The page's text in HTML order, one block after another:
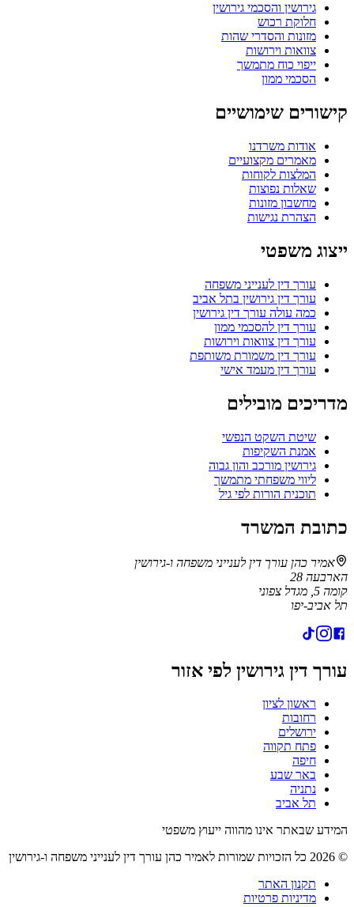
גירושין והסכמי גירושין
חלוקת רכוש
מזונות והסדרי שהות
צוואות וירושות
ייפוי כוח מתמשך
הסכמי ממון
קישורים שימושיים
אודות משרדנו
מאמרים מקצועיים
המלצות לקוחות
שאלות נפוצות
מחשבון מזונות
הצהרת נגישות
ייצוג משפטי
עורך דין לענייני משפחה
עורך דין גירושין בתל אביב
כמה עולה עורך דין גירושין
עורך דין להסכמי ממון
עורך דין צוואות וירושות
עורך דין משמורת משותפת
עורך דין מעמד אישי
מדריכים מובילים
שיטת השקט הנפשי
אמנת השקיפות
גירושין מורכב והון גבוה
ליווי משפחתי מתמשך
תוכנית הורות לפי גיל
כתובת המשרד
אמיר כהן עורך דין לענייני משפחה ו-גירושין
הארבעה 28
קומה 5, מגדל צפוני
תל אביב-יפו
עורך דין גירושין לפי אזור
ראשון לציון
רחובות
ירושלים
פתח תקווה
חיפה
באר שבע
נתניה
תל אביב
המידע שבאתר אינו מהווה ייעוץ משפטי
©
2026 כל הזכויות שמורות לאמיר כהן עורך דין לענייני משפחה ו-גירושין
תקנון האתר
מדיניות פרטיות